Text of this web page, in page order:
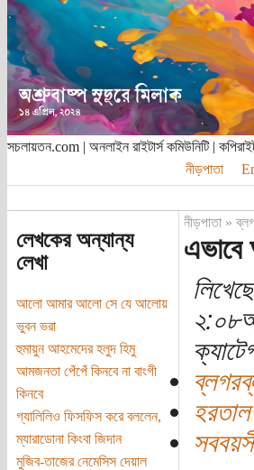
সচলায়তন.com | অনলাইন রাইটার্স কমিউনিটি |
নীড়পাতা
লেখকের অন্যান্য
লেখা
আলো আমার আলো সে যে আলোয়
ভুবন ভরা
হুমায়ুন আহমেদের হলুদ হিমু
আমজনতা পেঁপেঁ কিনবে না বাংগী
কিনবে
গ্যালিলিও ফিসফিস করে বললেন,
ম্যারাডোনা কিংবা জিদান
মুজিব-তাজের নেমেসিস দেয়াল
নীড়পাতা»
এভাবে
হরতাল